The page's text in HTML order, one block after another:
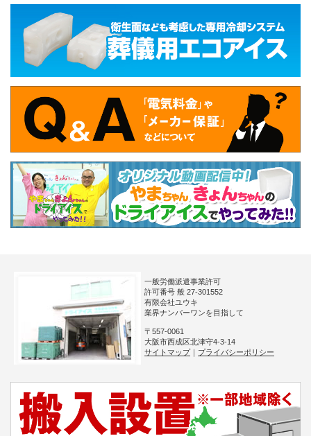
一般労働派遣事業許可
許可番号 般 27-301552
有限会社ユウキ
業界ナンバーワンを目指して
〒557-0061
大阪市西成区北津守4-3-14
サイトマップ
プライバシーポリシー